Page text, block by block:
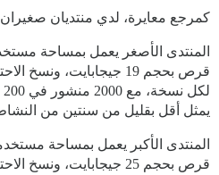
كمرجع معايرة، لدي منتديان
يمثل أقل بقليل من سنتين من